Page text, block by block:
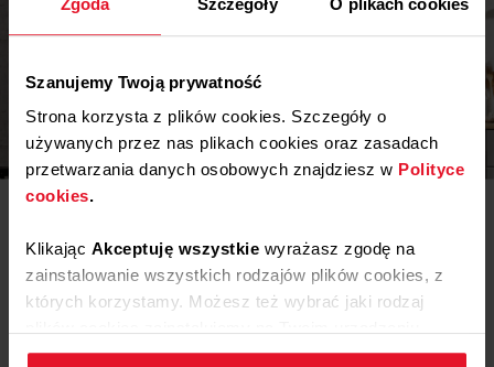
Szanujemy Twoją prywatność
Strona korzysta z plików cookies. Szczegóły o
używanych przez nas plikach cookies oraz zasadach
przetwarzania danych osobowych znajdziesz w Polityce
cookies.
Klikając Akceptuję wszystkie wyrażasz zgodę na
zainstalowanie wszystkich rodzajów plików cookies, z
których korzystamy. Możesz też wybrać jaki rodzaj
klikającZmień ustawienia.
Instrukcja obsługi Pobierz
Inspiracje
Potrzebujesz porady? Chcesz trochę więcej poczytać o
naszego świata inspiracji - tam znajdziesz wszystko, co
może Cię zainteresować!
Dowiedz się więcej